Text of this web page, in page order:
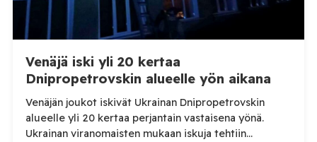
Venäjä iski yli 20 kertaa
Dnipropetrovskin alueelle yön aikana
Venäjän joukot iskivät Ukrainan Dnipropetrovskin
alueelle yli 20 kertaa perjantain vastaisena yönä.
Ukrainan viranomaisten mukaan iskuja tehtiin